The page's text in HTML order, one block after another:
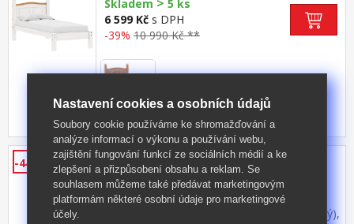
lamelovým roštem 7154 nebo 7861 součást
sestavy Corona bílá
Skladem
5 ks
6 599 Kč s DPH
-39% 10 990 Kč **
+ DALŠÍ VELIKOSTI
-44%
Jednolůžko se zásuvkami MAXIMA
vosk
materiál masiv borovice, voskované
provedení cena včetně roštu (dřevěný laťkový),
Nastavení cookies a osobních údajů
Soubory cookie používáme ke shromažďování a
analýze informací o výkonu a používání webu,
zajištění fungování funkcí ze sociálních médií a ke
zlepšení a přizpůsobení obsahu a reklam. Se
souhlasem můžeme také předávat marketingovým
platformám některé osobní údaje pro marketingové
účely.